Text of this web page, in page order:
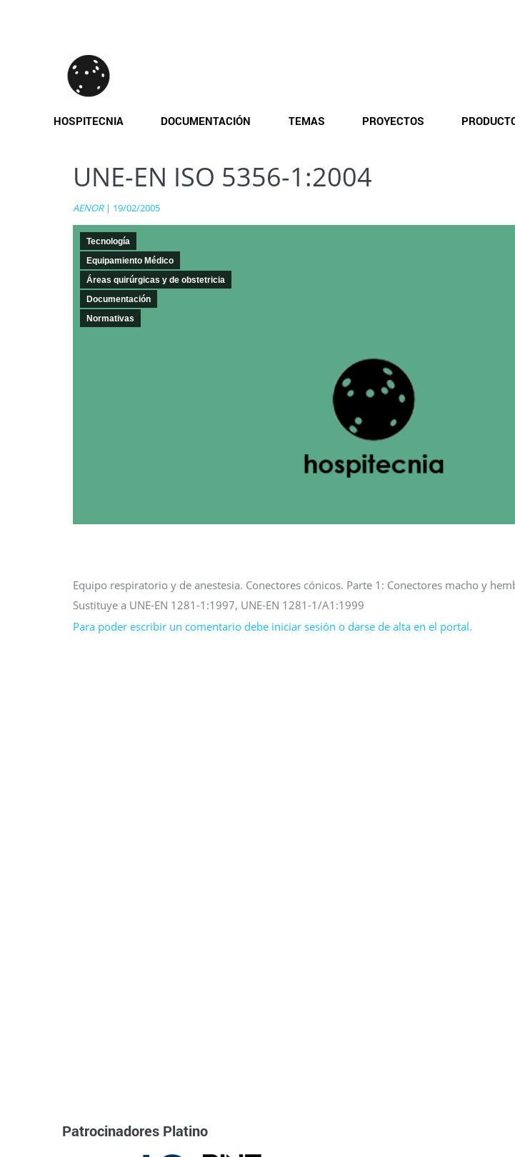
HOSPITECNIA DOCUMENTACIÓN TEMAS PROYECTOS
UNE-EN ISO 5356-1:2004
AENOR| 19/02/2005
Tecnología
Equipamiento Médico
Áreas quirúrgicas y de obstetricia
Documentación
Normativas
Equipo respiratorio y de anestesia. Conectores cónicos. Parte 1: Conectores macho y
Sustituye a UNE-EN 1281-1:1997, UNE-EN 1281-1/A1:1999
Para poder escribir un comentario debe iniciar sesión o darse de alta en el portal.
Patrocinadores Platino